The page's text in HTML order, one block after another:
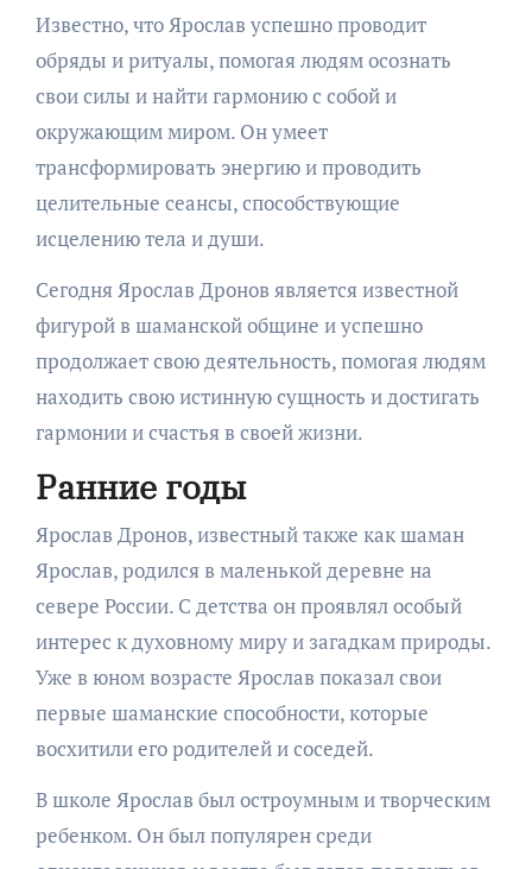
Известно, что Ярослав успешно проводит
обряды и ритуалы, помогая людям осознать
свои силы и найти гармонию с собой и
окружающим миром. Он умеет
трансформировать энергию и проводить
целительные сеансы, способствующие
исцелению тела и души.
Сегодня Ярослав Дронов является известной
фигурой в шаманской общине и успешно
продолжает свою деятельность, помогая людям
находить свою истинную сущность и достигать
гармонии и счастья в своей жизни.
Ранние годы
Ярослав Дронов, известный также как шаман
Ярослав, родился в маленькой деревне на
севере России. С детства он проявлял особый
интерес к духовному миру и загадкам природы.
Уже в юном возрасте Ярослав показал свои
первые шаманские способности, которые
восхитили его родителей и соседей.
В школе Ярослав был остроумным и творческим
ребенком. Он был популярен среди